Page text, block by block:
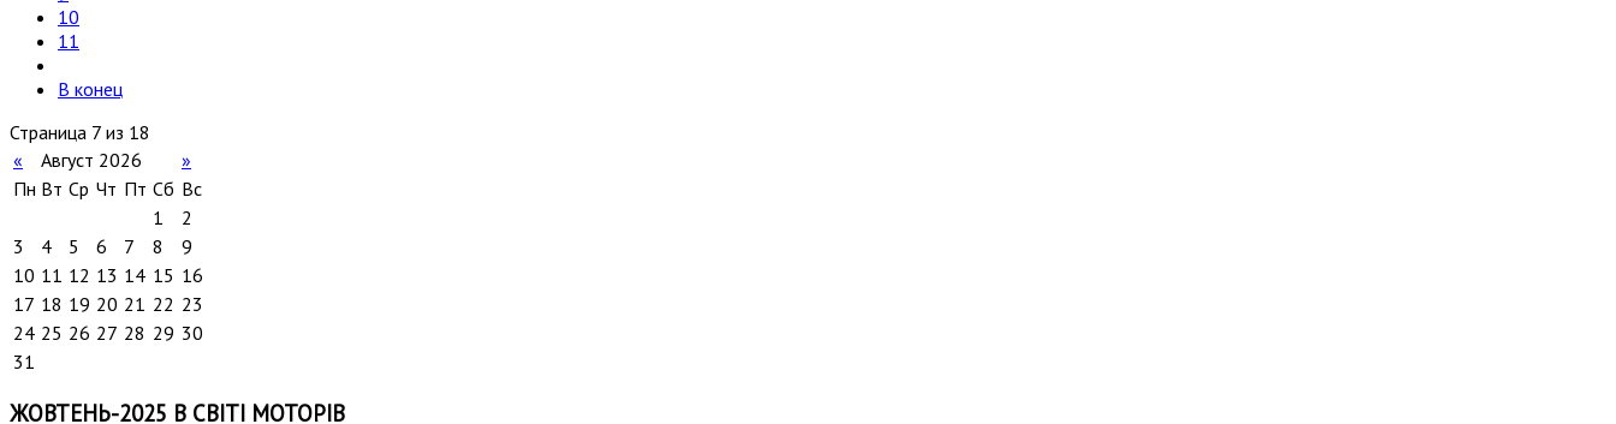
10
11
В конец
Страница 7 из 18
«
Август 2026
»
Пн Вт Ср Чт Пт Сб Вс
1
2
3
4 5 6 7 8
9
10 11 12 13 14 15 16
17 18 19 20 21 22 23
24 25 26 27 28 29 30
31
ЖОВТЕНЬ-2025 В СВІТІ МОТОРІВ